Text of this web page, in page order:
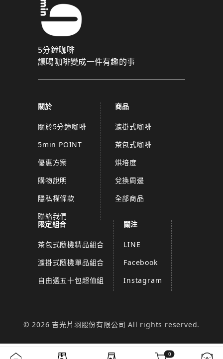
5分鐘咖啡
讓喝咖啡變成一件有趣的事
關於
關於5分鐘咖啡
5min POINT
優惠方案
購物說明
隱私權條款
聯絡我們
商品
濾掛式咖啡
茶包式咖啡
烘培度
兌換周邊
全部商品
限定組合
茶包式隨機精品組合
濾掛式隨機單品組合
自由選五十包超值組
關注
LINE
Facebook
Instagram
© 2026 吉光片羽股份有限公司 All rights reserved.
0